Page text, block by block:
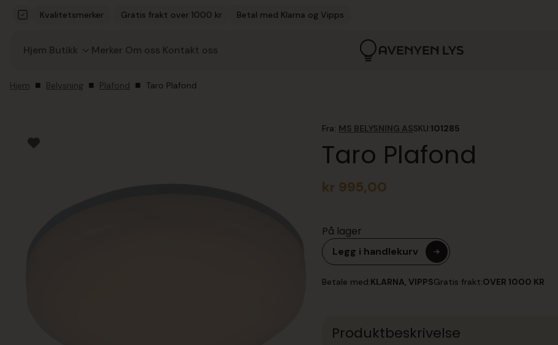
Kvalitetsmerker
Gratis frakt over 1000 kr Betal med Klarna og Vipps
Hjem Butikk Merker Om oss Kontakt oss
Hjem Belysning Plafond Taro Plafond
Fra: MS BELYSNING ASSKU:101285
Taro Plafond
kr 995,00
På lager
Legg i handlekurv
Betale med:KLARNA, VIPPSGratis frakt:OVER 1000 KR
Produktbeskrivelse